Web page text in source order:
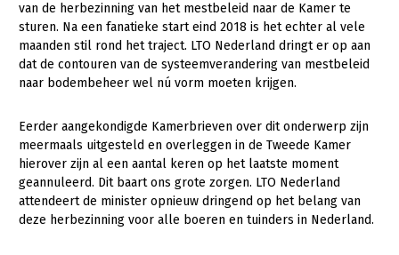
Transitiepaden
Thema’s
Gezonde planten
Gezonde dieren
Natuur, klimaat en energie
Bodem en water
Platteland en omgeving
van de herbezinning van het mestbeleid naar de Kamer te
sturen. Na een fanatieke start eind 2018 is het echter al vele
maanden stil rond het traject. LTO Nederland dringt er op aan
dat de contouren van de systeemverandering van mestbeleid
naar bodembeheer wel nú vorm moeten krijgen.
Eerder aangekondigde Kamerbrieven over dit onderwerp zijn
meermaals uitgesteld en overleggen in de Tweede Kamer
hierover zijn al een aantal keren op het laatste moment
geannuleerd. Dit baart ons grote zorgen. LTO Nederland
attendeert de minister opnieuw dringend op het belang van
deze herbezinning voor alle boeren en tuinders in Nederland.